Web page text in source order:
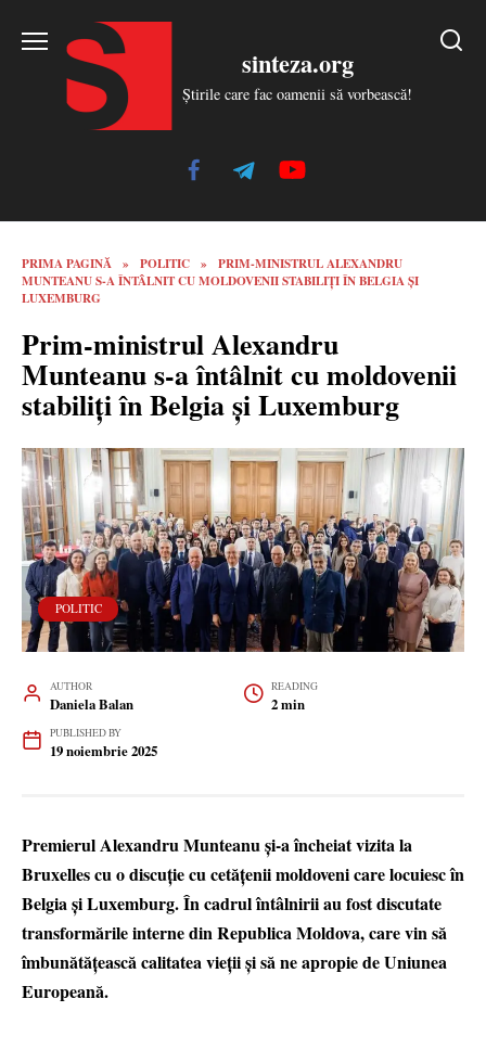
sinteza.org
Știrile care fac oamenii să vorbească!
PRIMA PAGINĂ » POLITIC »
PRIM-MINISTRUL ALEXANDRU
MUNTEANU S-A ÎNTÂLNIT CU MOLDOVENII STABILIȚI ÎN BELGIA ȘI
LUXEMBURG
Prim-ministrul Alexandru
Munteanu s-a întâlnit cu moldovenii
stabiliți în Belgia și Luxemburg
POLITIC
AUTHOR
Daniela Balan
READING
2 min
PUBLISHED BY
19 noiembrie 2025
Premierul Alexandru Munteanu și-a încheiat vizita la
Bruxelles cu o discuție cu cetățenii moldoveni care locuiesc în
Belgia și Luxemburg. În cadrul întâlnirii au fost discutate
transformările interne din Republica Moldova, care vin să
îmbunătățească calitatea vieții și să ne apropie de Uniunea
Europeană.